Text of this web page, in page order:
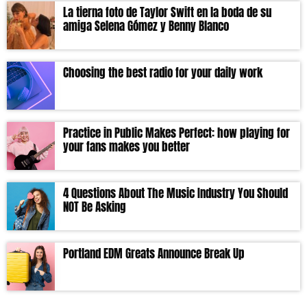
La tierna foto de Taylor Swift en la boda de su
amiga Selena Gómez y Benny Blanco
Choosing the best radio for your daily work
Practice in Public Makes Perfect: how playing for
your fans makes you better
4 Questions About The Music Industry You Should
NOT Be Asking
Portland EDM Greats Announce Break Up